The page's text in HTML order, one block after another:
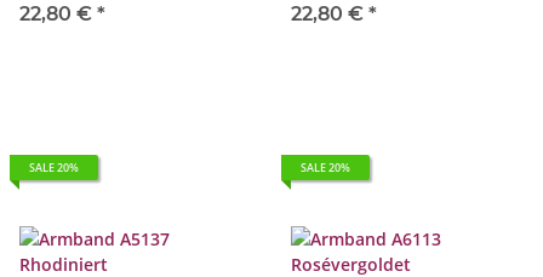
22,80 € *
22,80 € *
SALE 20% SALE 20%